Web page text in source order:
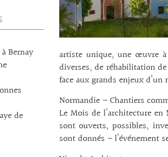
Bernay
de
artiste unique, une œuvre
diverses, de réhabilitation
face aux grands enjeux d’un
Normandie – Chantiers
Le Mois de l’architecture
sont ouverts, possibles,
sont donnés – l’événement